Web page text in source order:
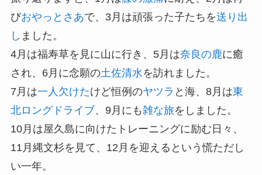
びおやっとさあで、3月は頑張った子たちを送り出
し ました。
4月は福寿草を見に山に行き、5月は奈良の鹿に癒
され、6月に念願の土佐清水を訪れました。
7月は一人欠けたけど恒例のヤツラ と海、8月は東
北ロングドライブ、9月にも雑な旅をしました。
10月は屋久島に向けたトレーニングに励む日々、
11月縄文杉を見て、12月を迎えるという慌ただし
い一年。